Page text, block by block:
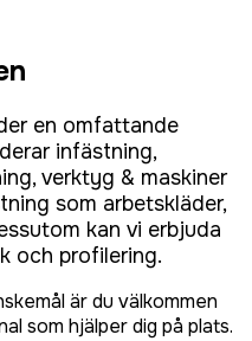
en omfattande
infästning,
verktyg & maskiner
som arbetskläder,
kan vi erbjuda
och profilering.
är du välkommen
som hjälper dig på plats.